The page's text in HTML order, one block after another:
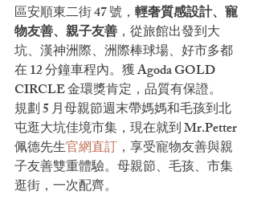
區安順東二街 47 號， 輕奢質感設計、寵
物友善、親子友善 ，從旅館出發到大
坑、漢神洲際、洲際棒球場、好市多都
在 12 分鐘車程內。獲 Agoda GOLD
CIRCLE 金環獎肯定，品質有保證。
規劃 5 月母親節週末帶媽媽和毛孩到北
屯逛大坑佳境市集，現在就到 Mr.Petter
佩德先生官網直訂 ，享受寵物友善與親
子友善雙重體驗。母親節、毛孩、市集
逛街，一次配齊。